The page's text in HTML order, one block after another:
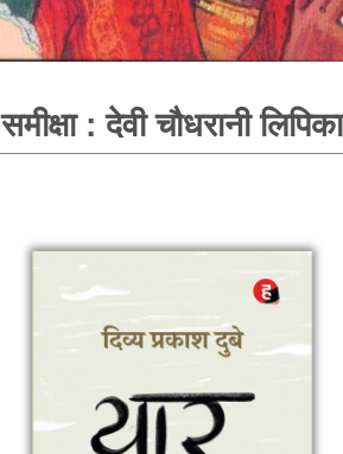
समीक्षा : देवी चौधरानी लिपिका